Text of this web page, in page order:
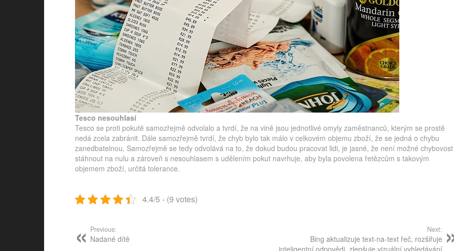
Tesco nesouhlasí
Tesco se proti pokutě samozřejmě odvolalo a tvrdí, že na vině jsou jednotlivé omyly zaměstnanců, kterým se prostě
nedá zcela zabránit. Dále samozřejmě tvrdí, že chyb bylo tak málo v celkovém objemu zboží, že se jedná o chybu
zanedbatelnou. Samozřejmě se tedy odvolává na to, že dokud budou pracovat lidi, je jasné, že není možné chybovost
stáhnout na nulu a zároveň s nesouhlasem s udělením pokut navrhuje, aby byla povolena řetězcům s takovým
objemem zboží, určitá tolerance.
4.4/5 - (9 votes)
navigation
Previous:
Nadané dítě
Next:
Bing aktualizuje text-na-text řeč, rozšiřuje